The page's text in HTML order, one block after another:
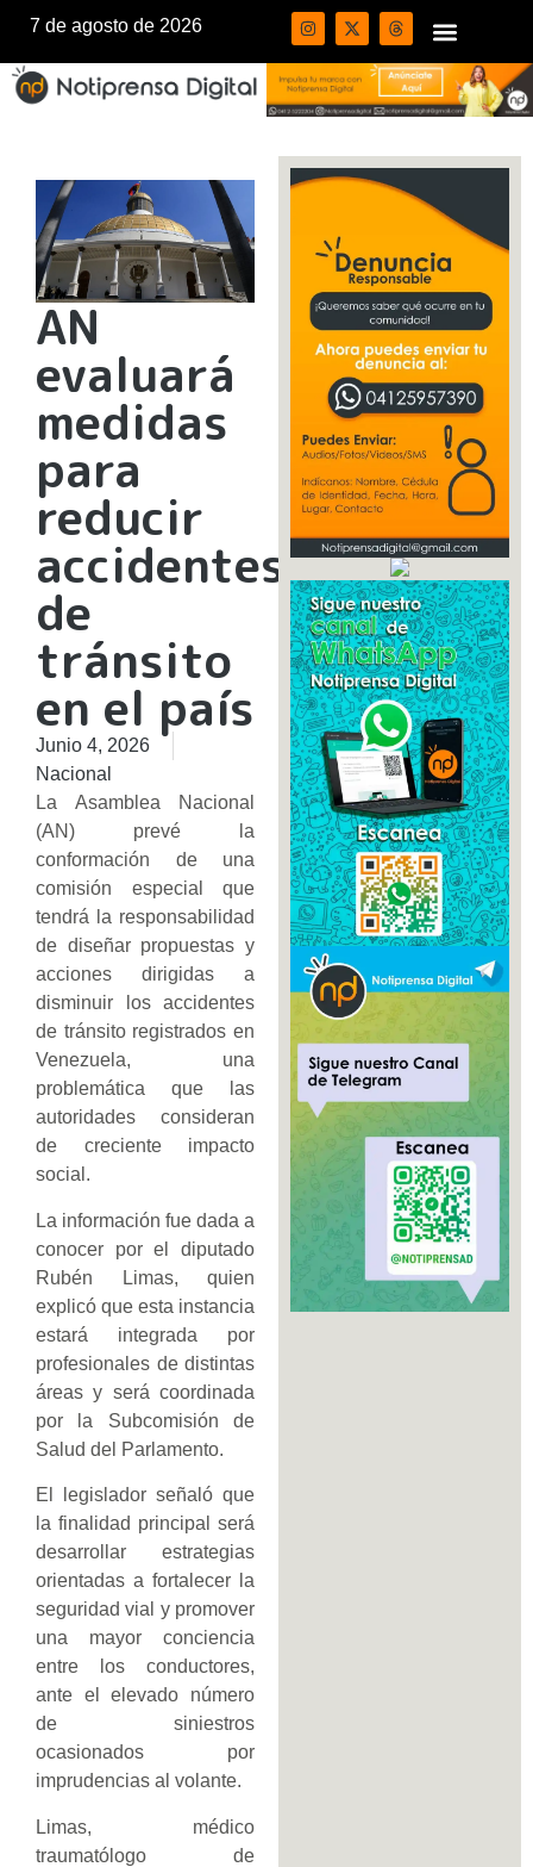
7 de agosto de 2026
AN
evaluará
medidas
para
reducir
accidentes
de
tránsito
en el país
Junio 4, 2026
Nacional
La Asamblea Nacional
(AN) prevé la
conformación de una
comisión especial que
tendrá la responsabilidad
de diseñar propuestas y
acciones dirigidas a
disminuir los accidentes
de tránsito registrados en
Venezuela, una
problemática que las
autoridades consideran
de creciente impacto
social.
La información fue dada a
conocer por el diputado
Rubén Limas, quien
explicó que esta instancia
estará integrada por
profesionales de distintas
áreas y será coordinada
por la Subcomisión de
Salud del Parlamento.
El legislador señaló que
la finalidad principal será
desarrollar estrategias
orientadas a fortalecer la
seguridad vial y promover
una mayor conciencia
entre los conductores,
ante el elevado número
de siniestros
ocasionados por
imprudencias al volante.
Limas, médico
traumatólogo de